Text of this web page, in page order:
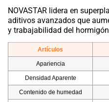
NOVASTAR lidera en
aditivos avanzados que
y trabajabilidad del
Artículos
Apariencia
Densidad Aparente
Contenido de humedad